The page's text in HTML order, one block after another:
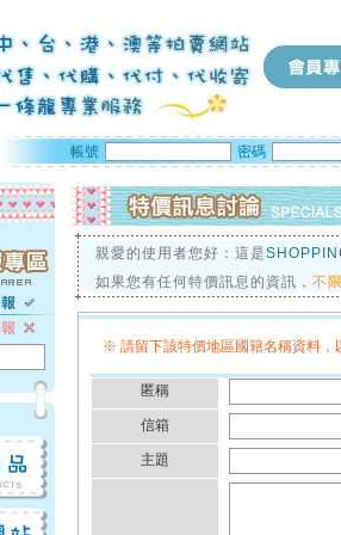
帳號 密碼
親愛的使用者您好：這是
如果您有任何特價訊息的資訊， 不
※ 請留下該特價地區國籍名稱資料
匿稱
信箱
主題